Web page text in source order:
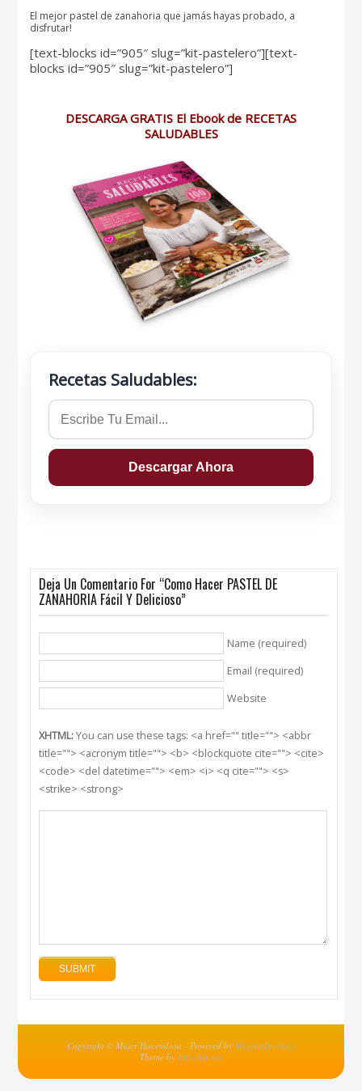
El mejor pastel de zanahoria que jamás hayas probado, a
disfrutar!
[text-blocks id=”905″ slug=”kit-pastelero”][text-
blocks id=”905″ slug=”kit-pastelero”]
DESCARGA GRATIS El Ebook de RECETAS
SALUDABLES
Recetas Saludables:
Deja Un Comentario For “Como Hacer PASTEL DE
ZANAHORIA Fácil Y Delicioso”
Name (required)
Email (required)
Website
XHTML:You can use these tags: <a href="" title=""> <abbr
title=""> <acronym title=""> <b> <blockquote cite=""> <cite>
<code> <del datetime=""> <em> <i> <q cite=""> <s>
<strike> <strong>
Copyright © Mujer Hacendosa - Powered by MejoresInventos
Theme by Infochip.net